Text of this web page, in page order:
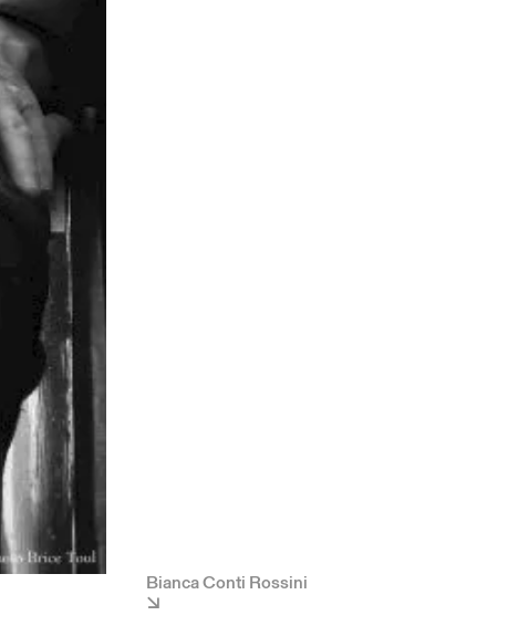
Bianca Conti Rossini